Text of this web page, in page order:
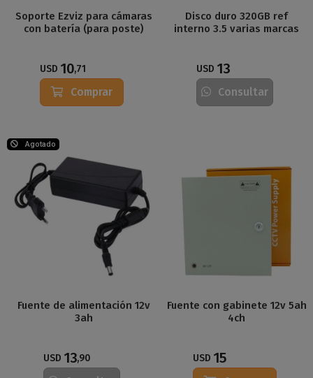
Soporte Ezviz para cámaras
con batería (para poste)
USD 10,71
Comprar
Disco duro 320GB ref
interno 3.5 varias marcas
USD 13
Consultar
Agotado
Fuente de alimentación 12v
3ah
USD 13,90
Fuente con gabinete 12v 5ah
4ch
USD 15